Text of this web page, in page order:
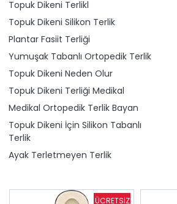
Topuk Dikeni Terlikl
Topuk Dikeni Silikon Terlik
Plantar Fasiit Terliği
Yumuşak Tabanlı Ortopedik Terlik
Topuk Dikeni Neden Olur
Topuk Dikeni Terliği Medikal
Medikal Ortopedik Terlik Bayan
Topuk Dikeni İçin Silikon Tabanlı
Terlik
Ayak Terletmeyen Terlik